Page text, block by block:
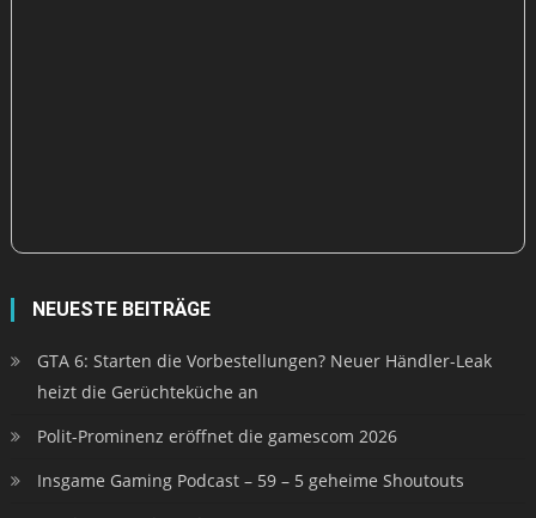
NEUESTE BEITRÄGE
GTA 6: Starten die Vorbestellungen? Neuer Händler-Leak
heizt die Gerüchteküche an
Polit-Prominenz eröffnet die gamescom 2026
Insgame Gaming Podcast – 59 – 5 geheime Shoutouts